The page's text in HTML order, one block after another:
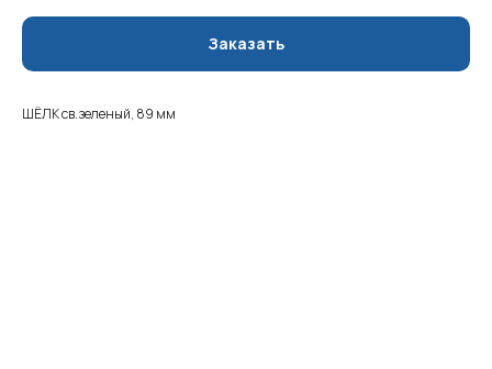
Заказать
ШЁЛК св.зеленый, 89 мм